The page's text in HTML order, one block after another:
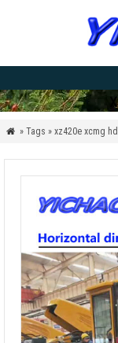
 » Tags » xz420e xcmg